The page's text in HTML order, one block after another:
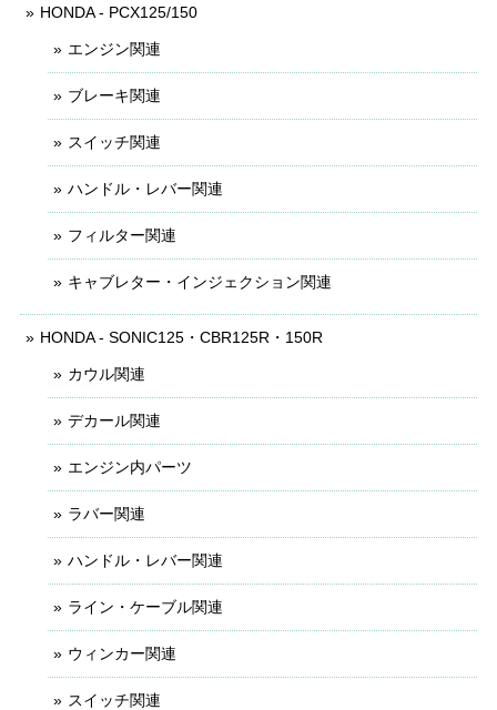
HONDA - PCX125/150
エンジン関連
ブレーキ関連
スイッチ関連
ハンドル・レバー関連
フィルター関連
キャブレター・インジェクション関連
HONDA - SONIC125・CBR125R・150R
カウル関連
デカール関連
エンジン内パーツ
ラバー関連
ハンドル・レバー関連
ライン・ケーブル関連
ウィンカー関連
スイッチ関連